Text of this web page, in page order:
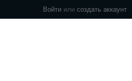
Войти или создать аккаунт